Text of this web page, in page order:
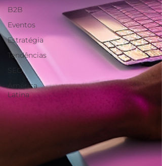
B2B
Eventos
Estratégia
Tendências
SEO
América
Latina